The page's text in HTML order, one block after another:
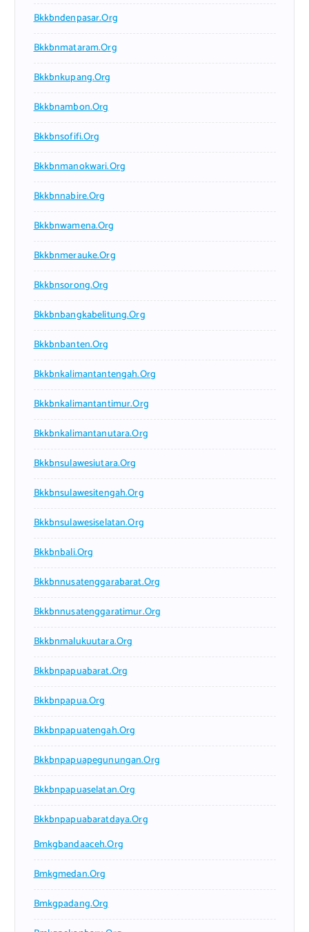
Bkkbndenpasar.org
Bkkbnmataram.org
Bkkbnkupang.org
Bkkbnambon.org
Bkkbnsofifi.org
Bkkbnmanokwari.org
Bkkbnnabire.org
Bkkbnwamena.org
Bkkbnmerauke.org
Bkkbnsorong.org
Bkkbnbangkabelitung.org
Bkkbnbanten.org
Bkkbnkalimantantengah.org
Bkkbnkalimantantimur.org
Bkkbnkalimantanutara.org
Bkkbnsulawesiutara.org
Bkkbnsulawesitengah.org
Bkkbnsulawesiselatan.org
Bkkbnbali.org
Bkkbnnusatenggarabarat.org
Bkkbnnusatenggaratimur.org
Bkkbnmalukuutara.org
Bkkbnpapuabarat.org
Bkkbnpapua.org
Bkkbnpapuatengah.org
Bkkbnpapuapegunungan.org
Bkkbnpapuaselatan.org
Bkkbnpapuabaratdaya.org
Bmkgbandaaceh.org
Bmkgmedan.org
Bmkgpadang.org